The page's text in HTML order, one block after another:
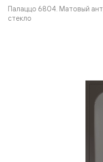
Палаццо 6804. Матовый
стекло